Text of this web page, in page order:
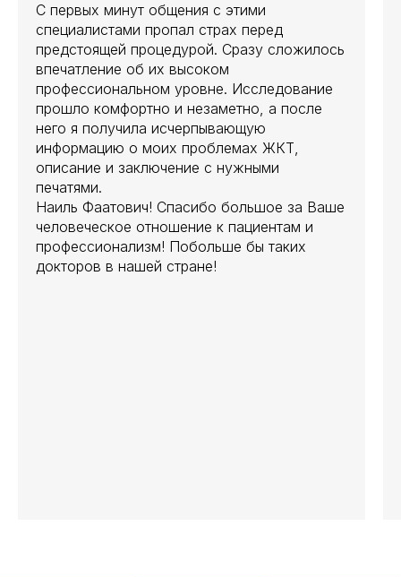
С первых минут общения с этими
специалистами пропал страх перед
предстоящей процедурой. Сразу сложилось
впечатление об их высоком
профессиональном уровне. Исследование
прошло комфортно и незаметно, а после
него я получила исчерпывающую
информацию о моих проблемах ЖКТ,
описание и заключение с нужными
печатями.
Наиль Фаатович! Спасибо большое за Ваше
человеческое отношение к пациентам и
профессионализм! Побольше бы таких
докторов в нашей стране!